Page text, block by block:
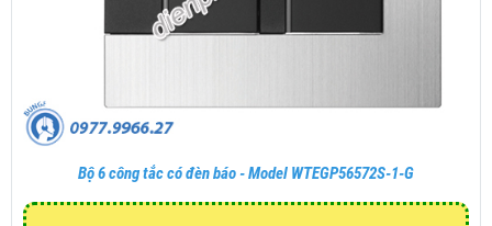
Bộ 6 công tắc có đèn báo - Model WTEGP56572S-1-G